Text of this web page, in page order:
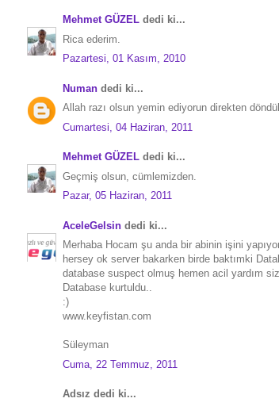
Mehmet GÜZEL dedi ki...
Rica ederim.
Pazartesi, 01 Kasım, 2010
Numan dedi ki...
Allah razı olsun yemin ediyorun direkten
Cumartesi, 04 Haziran, 2011
Mehmet GÜZEL dedi ki...
Geçmiş olsun, cümlemizden.
Pazar, 05 Haziran, 2011
AceleGelsin dedi ki...
Merhaba Hocam şu anda bir abinin işini
hersey ok server bakarken birde baktımki
database suspect olmuş hemen acil yardım
Database kurtuldu..
:)
www.keyfistan.com
Süleyman
Cuma, 22 Temmuz, 2011
Adsız dedi ki...